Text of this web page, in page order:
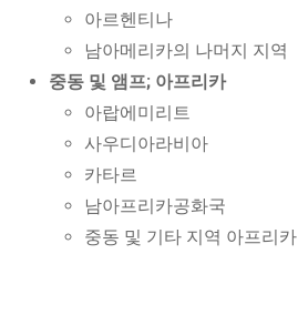
아르헨티나
남아메리카의 나머지 지역
중동 및 앰프; 아프리카
아랍에미리트
사우디아라비아
카타르
남아프리카공화국
중동 및 기타 지역 아프리카